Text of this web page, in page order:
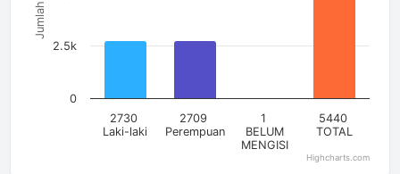
Jumlah
2730
Laki-laki
2709
Perempuan
1
BELUM
MENGISI
5440
TOTAL
0
2.5k
Highcharts.com